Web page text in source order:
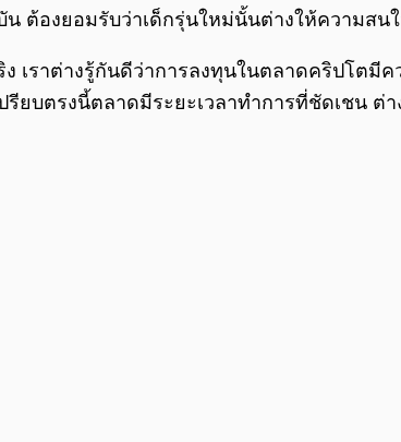
ต้องยอมรับว่าเด็กรุ่นใหม่นั้นต่างให้ความส
เราต่างรู้กันดีว่าการลงทุนในตลาดคริปโต
รียบตรงนี้ตลาดมีระยะเวลาทำการที่ชัดเชน